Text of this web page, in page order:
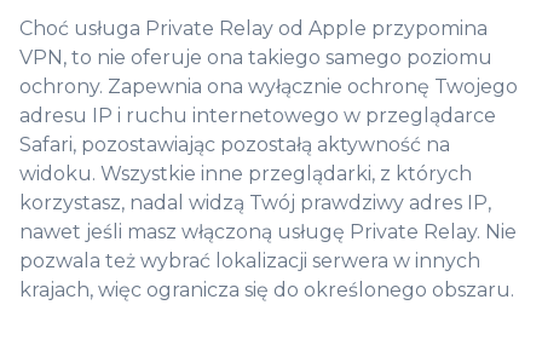
Choć usługa Private Relay od Apple przypomina
VPN, to nie oferuje ona takiego samego poziomu
ochrony. Zapewnia ona wyłącznie ochronę Twojego
adresu IP i ruchu internetowego w przeglądarce
Safari, pozostawiając pozostałą aktywność na
widoku. Wszystkie inne przeglądarki, z których
korzystasz, nadal widzą Twój prawdziwy adres IP,
nawet jeśli masz włączoną usługę Private Relay. Nie
pozwala też wybrać lokalizacji serwera w innych
krajach, więc ogranicza się do określonego obszaru.